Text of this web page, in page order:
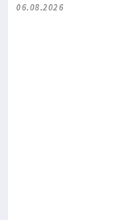
06.08.2026